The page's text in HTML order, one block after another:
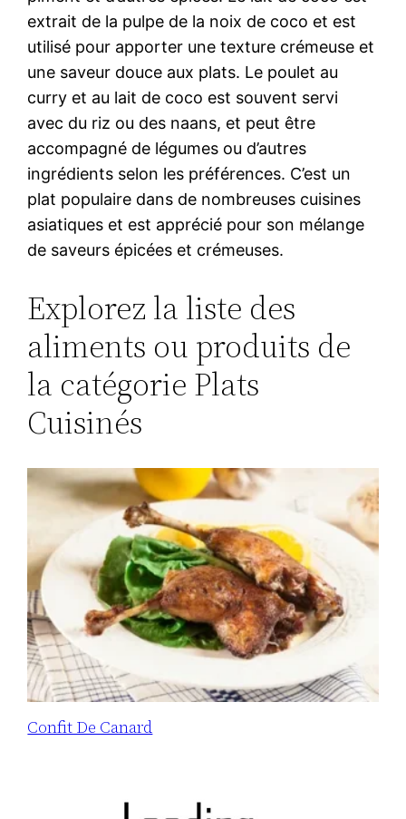
extrait de la pulpe de la noix de coco et est
utilisé pour apporter une texture crémeuse et
une saveur douce aux plats. Le poulet au
curry et au lait de coco est souvent servi
avec du riz ou des naans, et peut être
accompagné de légumes ou d’autres
ingrédients selon les préférences. C’est un
plat populaire dans de nombreuses cuisines
asiatiques et est apprécié pour son mélange
de saveurs épicées et crémeuses.
Explorez la liste des
aliments ou produits de
la catégorie Plats
Cuisinés
Confit De Canard